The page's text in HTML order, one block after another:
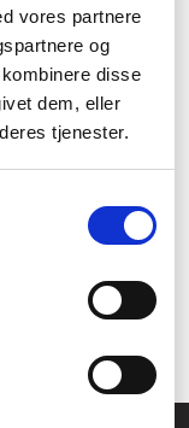
vores partnere
og
disse
dem, eller
tjenester.
optimal
oavsett